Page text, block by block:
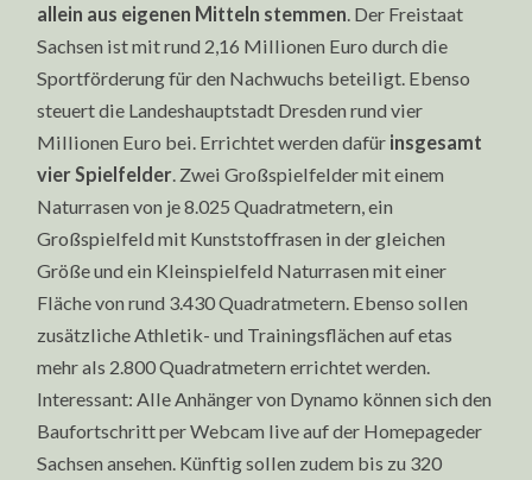
allein aus eigenen Mitteln stemmen . Der Freistaat
Sachsen ist mit rund 2,16 Millionen Euro durch die
Sportförderung für den Nachwuchs beteiligt. Ebenso
steuert die Landeshauptstadt Dresden rund vier
Millionen Euro bei. Errichtet werden dafür insgesamt
vier Spielfelder . Zwei Großspielfelder mit einem
Naturrasen von je 8.025 Quadratmetern, ein
Großspielfeld mit Kunststoffrasen in der gleichen
Größe und ein Kleinspielfeld Naturrasen mit einer
Fläche von rund 3.430 Quadratmetern. Ebenso sollen
zusätzliche Athletik- und Trainingsflächen auf etas
mehr als 2.800 Quadratmetern errichtet werden.
Interessant: Alle Anhänger von Dynamo können sich den
Baufortschritt per Webcam live auf der Homepageder
Sachsen ansehen. Künftig sollen zudem bis zu 320